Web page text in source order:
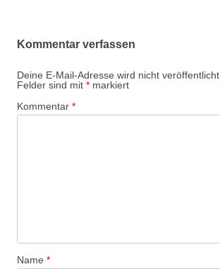
Kommentar verfassen
Deine E-Mail-Adresse wird nicht veröffentlicht.
Felder sind mit * markiert
Kommentar *
Name *